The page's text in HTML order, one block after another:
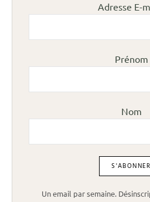
Adresse E-
Prénom
Nom
Un email par semaine.